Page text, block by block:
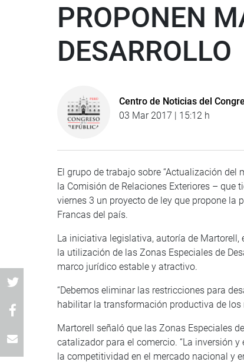
PROPONEN
DESARROLLO
Centro de Noticias del
03 Mar 2017 | 15:12 h
El grupo de trabajo sobre “Actualización del
la Comisión de Relaciones Exteriores – que
viernes 3 un proyecto de ley que propone
Francas del país.
La iniciativa legislativa, autoría de
la utilización de las Zonas Especiales de
marco jurídico estable y atractivo.
“Debemos eliminar las restricciones para
habilitar la transformación productiva de los
Martorell señaló que las Zonas Especiales
catalizador para el comercio. “La inversión
la competitividad en el mercado nacional y